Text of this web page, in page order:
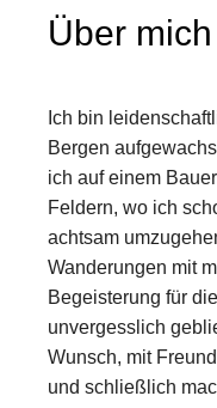
Über mich
Ich bin
Bergen
ich auf einem
Feldern, wo ich
achtsam
Wanderungen mit
Begeisterung für
unvergesslich
Wunsch, mit
und schließlich